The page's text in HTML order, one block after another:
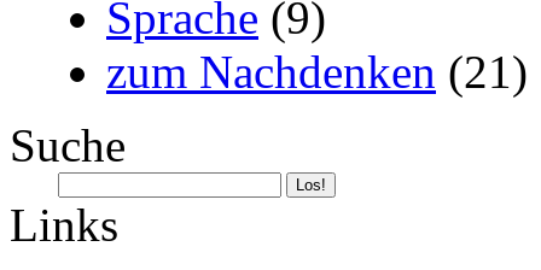
Sprache (9)
zum Nachdenken (21)
Suche
Links